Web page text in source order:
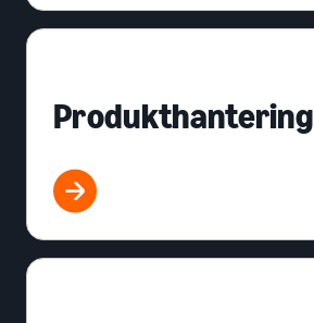
Produkthantering